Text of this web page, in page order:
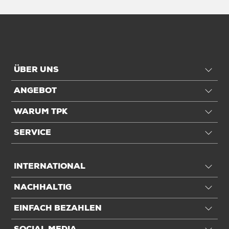
ÜBER UNS
ANGEBOT
WARUM TPK
SERVICE
INTERNATIONAL
NACHHALTIG
EINFACH BEZAHLEN